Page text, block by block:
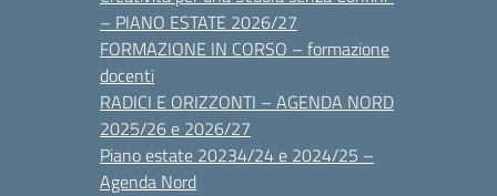
– PIANO ESTATE 2026/27
FORMAZIONE IN CORSO – formazione
docenti
RADICI E ORIZZONTI – AGENDA NORD
2025/26 e 2026/27
Piano estate 20234/24 e 2024/25 –
Agenda Nord